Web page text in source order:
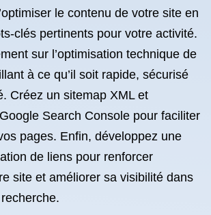
le contenu de votre site en
clés pertinents pour votre activité.
sur l’optimisation technique de
à ce qu’il soit rapide, sécurisé
Créez un sitemap XML et
Search Console pour faciliter
pages. Enfin, développez une
de liens pour renforcer
site et améliorer sa visibilité dans